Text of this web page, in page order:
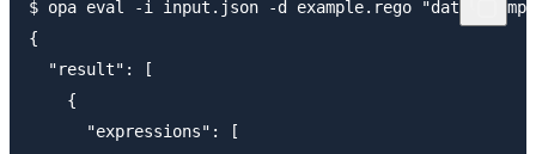
$ opa eval -i input.json -d example.rego
{
  "result": [
    {
      "expressions": [